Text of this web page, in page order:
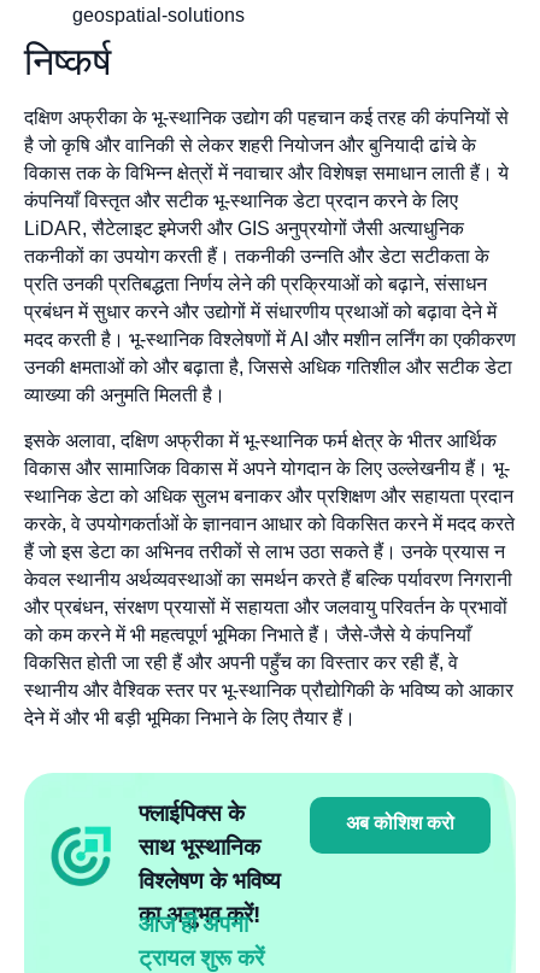
geospatial-solutions
निष्कर्ष
दक्षिण अफ्रीका के भू-स्थानिक उद्योग की पहचान कई तरह की कंपनियों से
है जो कृषि और वानिकी से लेकर शहरी नियोजन और बुनियादी ढांचे के
विकास तक के विभिन्न क्षेत्रों में नवाचार और विशेषज्ञ समाधान लाती हैं। ये
कंपनियाँ विस्तृत और सटीक भू-स्थानिक डेटा प्रदान करने के लिए
LiDAR, सैटेलाइट इमेजरी और GIS अनुप्रयोगों जैसी अत्याधुनिक
तकनीकों का उपयोग करती हैं। तकनीकी उन्नति और डेटा सटीकता के
प्रति उनकी प्रतिबद्धता निर्णय लेने की प्रक्रियाओं को बढ़ाने, संसाधन
प्रबंधन में सुधार करने और उद्योगों में संधारणीय प्रथाओं को बढ़ावा देने में
मदद करती है। भू-स्थानिक विश्लेषणों में AI और मशीन लर्निंग का एकीकरण
उनकी क्षमताओं को और बढ़ाता है, जिससे अधिक गतिशील और सटीक डेटा
व्याख्या की अनुमति मिलती है।
इसके अलावा, दक्षिण अफ्रीका में भू-स्थानिक फर्म क्षेत्र के भीतर आर्थिक
विकास और सामाजिक विकास में अपने योगदान के लिए उल्लेखनीय हैं। भू-
स्थानिक डेटा को अधिक सुलभ बनाकर और प्रशिक्षण और सहायता प्रदान
करके, वे उपयोगकर्ताओं के ज्ञानवान आधार को विकसित करने में मदद करते
हैं जो इस डेटा का अभिनव तरीकों से लाभ उठा सकते हैं। उनके प्रयास न
केवल स्थानीय अर्थव्यवस्थाओं का समर्थन करते हैं बल्कि पर्यावरण निगरानी
और प्रबंधन, संरक्षण प्रयासों में सहायता और जलवायु परिवर्तन के प्रभावों
को कम करने में भी महत्वपूर्ण भूमिका निभाते हैं। जैसे-जैसे ये कंपनियाँ
विकसित होती जा रही हैं और अपनी पहुँच का विस्तार कर रही हैं, वे
स्थानीय और वैश्विक स्तर पर भू-स्थानिक प्रौद्योगिकी के भविष्य को आकार
देने में और भी बड़ी भूमिका निभाने के लिए तैयार हैं।
फ्लाईपिक्स के
साथ भूस्थानिक
विश्लेषण के भविष्य
का अनुभव करें!
आज ही अपना
ट्रायल शुरू करें
अब कोशिश करो